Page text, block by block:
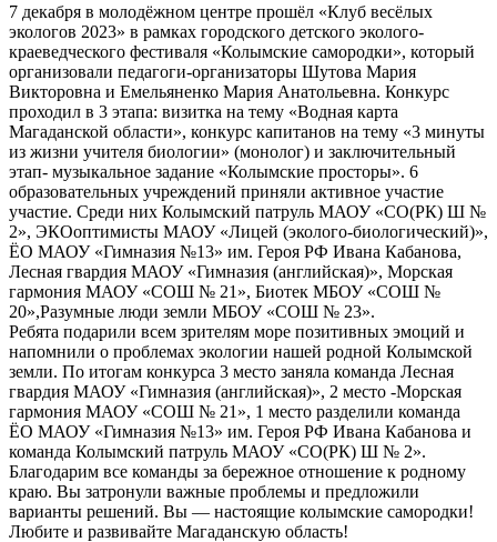
7 декабря в молодёжном центре прошёл «Клуб весёлых
экологов 2023» в рамках городского детского эколого-
краеведческого фестиваля «Колымские самородки», который
организовали педагоги-организаторы Шутова Мария
Викторовна и Емельяненко Мария Анатольевна. Конкурс
проходил в 3 этапа: визитка на тему «Водная карта
Магаданской области», конкурс капитанов на тему «3 минуты
из жизни учителя биологии» (монолог) и заключительный
этап- музыкальное задание «Колымские просторы». 6
образовательных учреждений приняли активное участие
участие. Среди них Колымский патруль МАОУ «СО(РК) Ш №
2», ЭКОоптимисты МАОУ «Лицей (эколого-биологический)»,
ЁО МАОУ «Гимназия №13» им. Героя РФ Ивана Кабанова,
Лесная гвардия МАОУ «Гимназия (английская)», Морская
гармония МАОУ «СОШ № 21», Биотек МБОУ «СОШ №
20»,Разумные люди земли МБОУ «СОШ № 23».
Ребята подарили всем зрителям море позитивных эмоций и
напомнили о проблемах экологии нашей родной Колымской
земли. По итогам конкурса 3 место заняла команда Лесная
гвардия МАОУ «Гимназия (английская)», 2 место -Морская
гармония МАОУ «СОШ № 21», 1 место разделили команда
ЁО МАОУ «Гимназия №13» им. Героя РФ Ивана Кабанова и
команда Колымский патруль МАОУ «СО(РК) Ш № 2».
Благодарим все команды за бережное отношение к родному
краю. Вы затронули важные проблемы и предложили
варианты решений. Вы — настоящие колымские самородки!
Любите и развивайте Магаданскую область!